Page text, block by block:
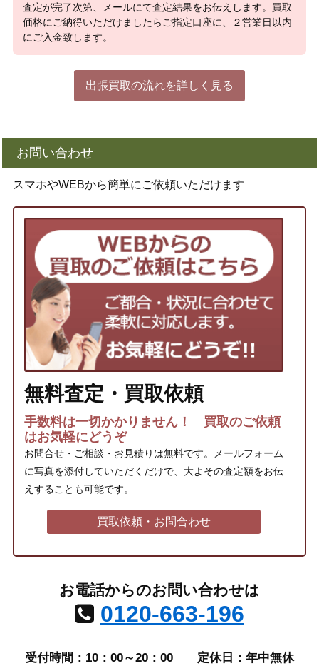
査定が完了次第、メールにて査定結果をお伝えします。買取
価格にご納得いただけましたらご指定口座に、２営業日以内
にご入金致します。
出張買取の流れを詳しく見る
お問い合わせ
スマホやWEBから簡単にご依頼いただけます
無料査定・買取依頼
手数料は一切かかりません！ 買取のご依頼
はお気軽にどうぞ
お問合せ・ご相談・お見積りは無料です。メールフォーム
に写真を添付していただくだけで、大よその査定額をお伝
えすることも可能です。
買取依頼・お問合わせ
お電話からのお問い合わせは
0120-663-196
受付時間：10：00～20：00 定休日：年中無休